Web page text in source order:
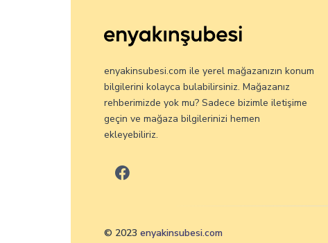
enyakinsubesi.com ile yerel mağazanızın konum
bilgilerini kolayca bulabilirsiniz. Mağazanız
rehberimizde yok mu? Sadece bizimle iletişime
geçin ve mağaza bilgilerinizi hemen
ekleyebiliriz.
© 2023 enyakinsubesi.com